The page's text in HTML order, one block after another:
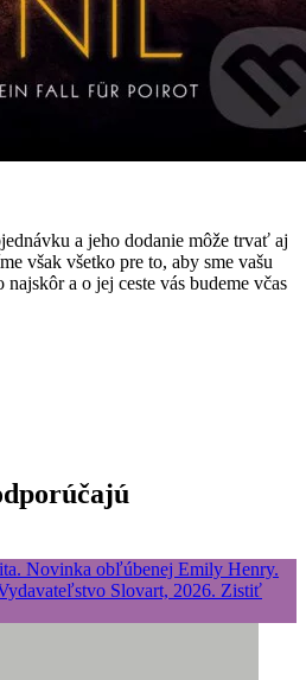
a jeho dodanie môže trvať aj
však všetko pre to, aby sme vašu
a o jej ceste vás budeme včas